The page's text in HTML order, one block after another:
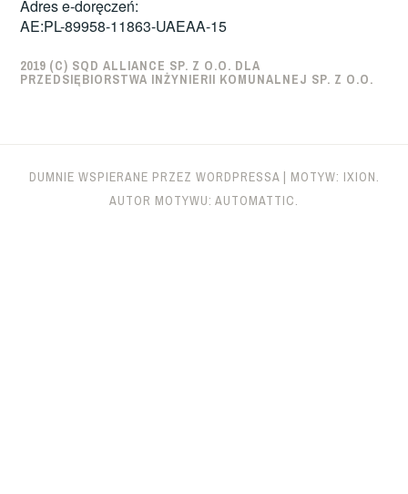
Adres e-doręczeń:
AE:PL-89958-11863-UAEAA-15
2019 (C) SQD ALLIANCE SP. Z O.O. DLA
PRZEDSIĘBIORSTWA INŻYNIERII KOMUNALNEJ SP. Z O.O.
DUMNIE WSPIERANE PRZEZ WORDPRESSA | MOTYW: IXION.
AUTOR MOTYWU: AUTOMATTIC.